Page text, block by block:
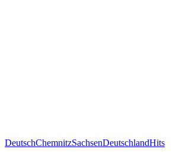
DeutschChemnitzSachsenDeutschlandHits